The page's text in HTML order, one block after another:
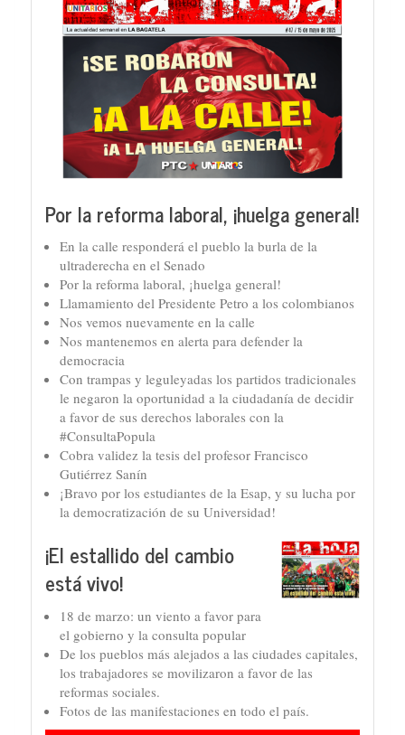
Por la reforma laboral, ¡huelga general!
En la calle responderá el pueblo la burla de la
ultraderecha en el Senado
Por la reforma laboral, ¡huelga general!
Llamamiento del Presidente Petro a los colombianos
Nos vemos nuevamente en la calle
Nos mantenemos en alerta para defender la
democracia
Con trampas y leguleyadas los partidos tradicionales
le negaron la oportunidad a la ciudadanía de decidir
a favor de sus derechos laborales con la
#ConsultaPopula
Cobra validez la tesis del profesor Francisco
Gutiérrez Sanín
¡Bravo por los estudiantes de la Esap, y su lucha por
la democratización de su Universidad!
¡El estallido del cambio
está vivo!
18 de marzo: un viento a favor para
el gobierno y la consulta popular
De los pueblos más alejados a las ciudades capitales,
los trabajadores se movilizaron a favor de las
reformas sociales.
Fotos de las manifestaciones en todo el país.